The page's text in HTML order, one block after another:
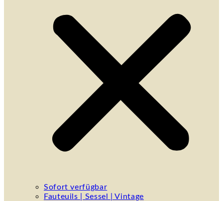
Sofort verfügbar
Fauteuils | Sessel | Vintage